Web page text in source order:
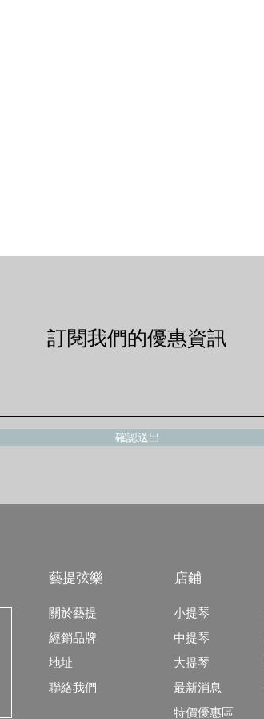
訂閱我們的優惠資訊
確認送出
藝提弦樂
關於藝提
經銷品牌
地址
​聯絡我們
店鋪
小提琴
中提琴
大提琴
最新消息
特價優惠區